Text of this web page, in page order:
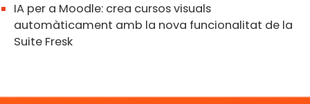
IA per a Moodle: crea cursos visuals
automàticament amb la nova funcionalitat de la
Suite Fresk